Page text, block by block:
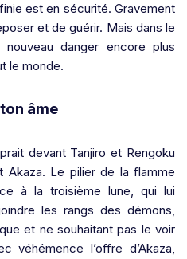
est en sécurité. Gravement
et de guérir. Mais dans le
danger encore plus
le monde.
âme
devant Tanjiro et Rengoku
Akaza. Le pilier de la flamme
à la troisième lune, qui lui
les rangs des démons,
et ne souhaitant pas le voir
véhémence l’offre d’Akaza,